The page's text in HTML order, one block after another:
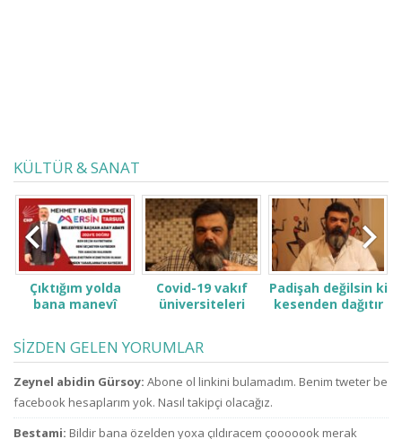
KÜLTÜR & SANAT
Çıktığım yolda
bana manevî
Covid-19 vakıf
üniversiteleri
durumda bıraktı
ne zammı? indirim
bekliyoruz!
Padişah değilsin ki
kesenden dağıtır
kesenden dağıtır
gibi
SİZDEN GELEN YORUMLAR
Zeynel abidin Gürsoy: Abone ol linkini bulamadım. Benim tweter be
facebook hesaplarım yok. Nasıl takipçi olacağız.
Bestami: Bildir bana özelden yoxa çıldıracem çooooook merak